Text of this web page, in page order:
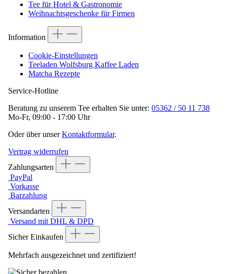
Tee für Hotel & Gastronomie
Weihnachtsgeschenke für Firmen
Information
Cookie-Einstellungen
Teeladen Wolfsburg Kaffee Laden
Matcha Rezepte
Service-Hotline
Beratung zu unserem Tee erhalten Sie unter: 05362 / 50 11 738
Mo-Fr, 09:00 - 17:00 Uhr
Oder über unserKontaktformular.
Vertrag widerrufen
Zahlungsarten
PayPal
Vorkasse
Barzahlung
Versandarten
Versand mit DHL & DPD
Sicher Einkaufen
Mehrfach ausgezeichnet und zertifiziert!